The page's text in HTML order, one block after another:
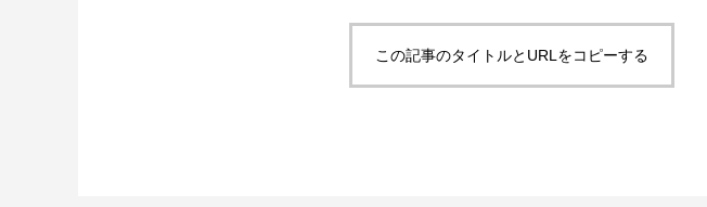
この記事のタイトルとURLをコピーする